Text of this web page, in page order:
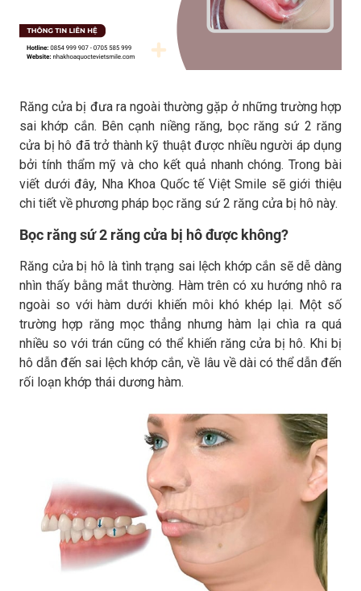
Răng cửa bị đưa ra ngoài thường gặp ở những trường hợp
sai khớp cắn. Bên cạnh niềng răng, bọc răng sứ 2 răng
cửa bị hô đã trở thành kỹ thuật được nhiều người áp dụng
bởi tính thẩm mỹ và cho kết quả nhanh chóng. Trong bài
viết dưới đây, Nha Khoa Quốc tế Việt Smile sẽ giới thiệu
chi tiết về phương pháp bọc răng sứ 2 răng cửa bị hô này.
Bọc răng sứ 2 răng cửa bị hô được không?
Răng cửa bị hô là tình trạng sai lệch khớp cắn sẽ dễ dàng
nhìn thấy bằng mắt thường. Hàm trên có xu hướng nhô ra
ngoài so với hàm dưới khiến môi khó khép lại. Một số
trường hợp răng mọc thẳng nhưng hàm lại chìa ra quá
nhiều so với trán cũng có thể khiến răng cửa bị hô. Khi bị
hô dẫn đến sai lệch khớp cắn, về lâu về dài có thể dẫn đến
rối loạn khớp thái dương hàm.